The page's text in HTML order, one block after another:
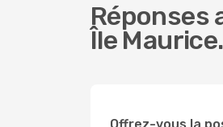
Réponses
Île Maurice.